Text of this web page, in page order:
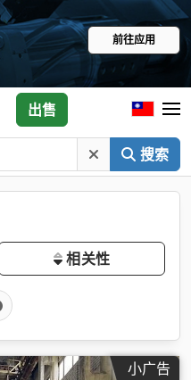
前往应用
搜索
出售
相关性
小广告